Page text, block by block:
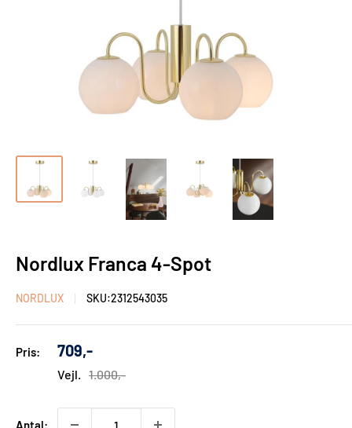
Nordlux Franca 4-Spot
NORDLUX SKU:2312543035
Pris:
Udsalgs
709,-
Vejl. 1.000,-
Antal: